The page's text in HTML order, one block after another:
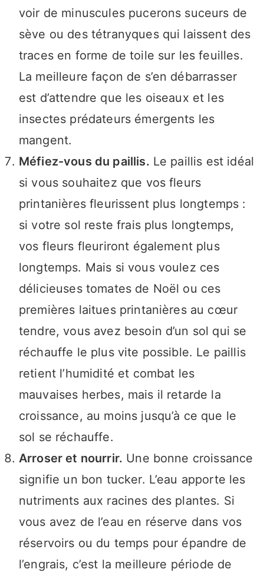
voir de minuscules pucerons suceurs de
sève ou des tétranyques qui laissent des
traces en forme de toile sur les feuilles.
La meilleure façon de s’en débarrasser
est d’attendre que les oiseaux et les
insectes prédateurs émergents les
mangent.
Méfiez-vous du paillis. Le paillis est idéal
si vous souhaitez que vos fleurs
printanières fleurissent plus longtemps :
si votre sol reste frais plus longtemps,
vos fleurs fleuriront également plus
longtemps. Mais si vous voulez ces
délicieuses tomates de Noël ou ces
premières laitues printanières au cœur
tendre, vous avez besoin d’un sol qui se
réchauffe le plus vite possible. Le paillis
retient l’humidité et combat les
mauvaises herbes, mais il retarde la
croissance, au moins jusqu’à ce que le
sol se réchauffe.
Arroser et nourrir. Une bonne croissance
signifie un bon tucker. L’eau apporte les
nutriments aux racines des plantes. Si
vous avez de l’eau en réserve dans vos
réservoirs ou du temps pour épandre de
l’engrais, c’est la meilleure période de